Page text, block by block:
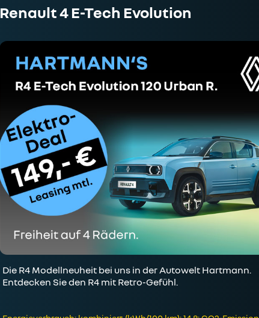
Renault 4 E-Tech Evolution
Die R4 Modellneuheit bei uns in der Autowelt Hartmann.
Entdecken Sie den R4 mit Retro-Gefühl.